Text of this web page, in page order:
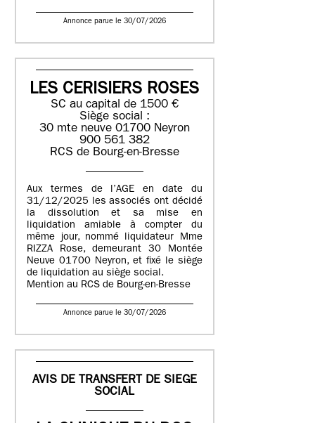
Annonce parue le 30/07/2026
LES CERISIERS ROSES
SC au capital de 1500 €
Siège social :
30 mte neuve 01700 Neyron
900 561 382
RCS de Bourg-en-Bresse
Aux termes de l’AGE en date du
31/12/2025 les associés ont décidé
la dissolution et sa mise en
liquidation amiable à compter du
même jour, nommé liquidateur Mme
RIZZA Rose, demeurant 30 Montée
Neuve 01700 Neyron, et fixé le siège
de liquidation au siège social.
Mention au RCS de Bourg-en-Bresse
Annonce parue le 30/07/2026
AVIS DE TRANSFERT DE SIEGE
SOCIAL